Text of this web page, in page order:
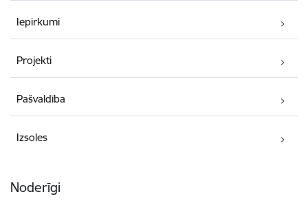
Iepirkumi
Projekti
Pašvaldība
Izsoles
Noderīgi